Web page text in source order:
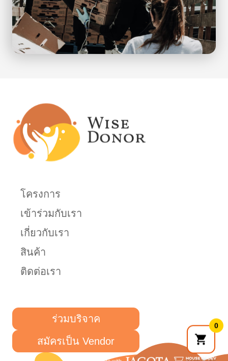
โครงการ
เข้าร่วมกับเรา
เกี่ยวกับเรา
สินค้า
ติดต่อเรา
ร่วมบริจาค
สมัครเป็น Vendor
0